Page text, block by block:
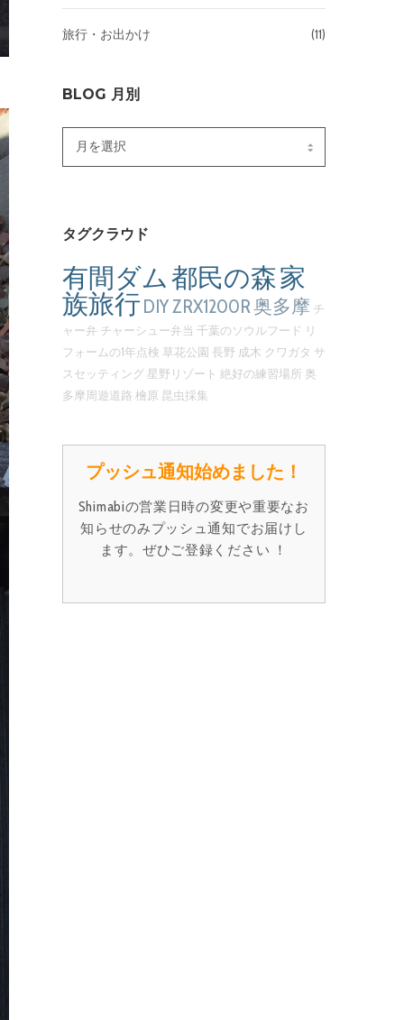
旅行・お出かけ (11)
BLOG 月別
Blog
タグクラウド
有間ダム 都民の森家
族旅行DIYZRX1200R奥多摩 チ
ャー弁 チャーシュー弁当 千葉のソウルフード リ
フォームの1年点検 草花公園 長野 成木 クワガタ サ
スセッティング 星野リゾート 絶好の練習場所 奥
多摩周遊道路 檜原 昆虫採集
プッシュ通知始めました！
Shimabiの営業日時の変更や重要なお
知らせのみプッシュ通知でお届けし
ます。ぜひご登録ください ！